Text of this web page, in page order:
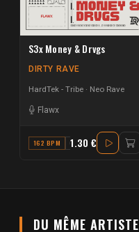
S3x Money & Drvgs
DIRTY RAVE
HardTek - Tribe Neo Rave
Flawx
162 BPM G#
1.30 €
DU MÊME ARTISTE